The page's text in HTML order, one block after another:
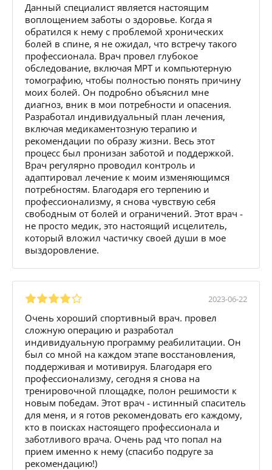
Данный специалист является настоящим
воплощением заботы о здоровье. Когда я
обратился к нему с проблемой хронических
болей в спине, я не ожидал, что встречу такого
профессионала. Врач провел глубокое
обследование, включая МРТ и компьютерную
томографию, чтобы полностью понять причину
моих болей. Он подробно объяснил мне
диагноз, вник в мои потребности и опасения.
Разработал индивидуальный план лечения,
включая медикаментозную терапию и
рекомендации по образу жизни. Весь этот
процесс был пронизан заботой и поддержкой.
Врач регулярно проводил контроль и
адаптировал лечение к моим изменяющимся
потребностям. Благодаря его терпению и
профессионализму, я снова чувствую себя
свободным от болей и ограничений. Этот врач -
не просто медик, это настоящий исцелитель,
который вложил частичку своей души в мое
выздоровление.
2023-06-22
Очень хороший спортивный врач. провел
сложную операцию и разработал
индивидуальную программу реабилитации. Он
был со мной на каждом этапе восстановления,
поддерживая и мотивируя. Благодаря его
профессионализму, сегодня я снова на
тренировочной площадке, полон решимости к
новым победам. Этот врач - истинный спаситель
для меня, и я готов рекомендовать его каждому,
кто в поисках настоящего профессионала и
заботливого врача. Очень рад что попал на
прием именно к нему (спасибо подруге за
рекомендацию!)